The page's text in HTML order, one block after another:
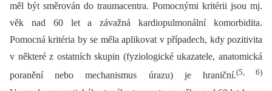
měl být směrován do traumacentra. Pomocnými kritérii jsou mj.
věk nad 60 let a závažná kardiopulmonální komorbidita.
Pomocná kritéria by se měla aplikovat v případech, kdy pozitivita
v některé z ostatních skupin (fyziologické ukazatele, anatomická
poranění nebo mechanismus úrazu) je hraniční.(5, 6)